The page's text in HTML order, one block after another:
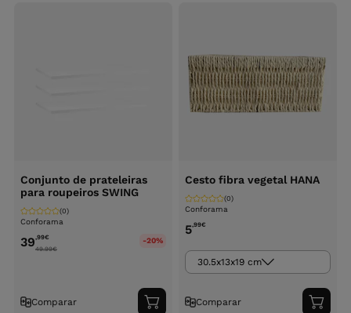
Conjunto de prateleiras
para roupeiros SWING
Conforama
(0)
39,99€
49.99€
-20%
Comparar
Adicionar
Cesto fibra vegetal HANA
Conforama
(0)
5,99€
30.5x13x19 cm
Comparar